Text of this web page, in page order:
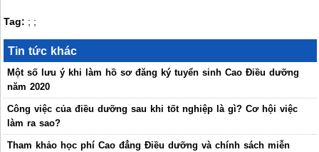
Tag: ; ;
Tin tức khác
Một số lưu ý khi làm hồ sơ đăng ký tuyển sinh Cao Điều dưỡng
năm 2020
Công việc của điều dưỡng sau khi tốt nghiệp là gì? Cơ hội việc
làm ra sao?
Tham khảo học phí Cao đẳng Điều dưỡng và chính sách miễn